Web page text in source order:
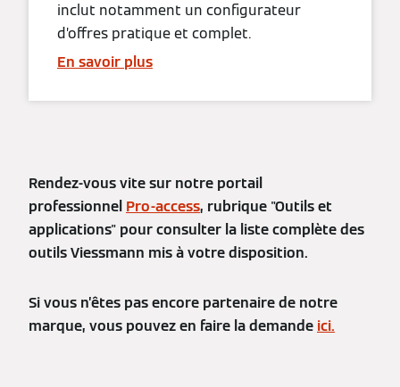
inclut notamment un configurateur
d’offres pratique et complet.
En savoir plus
Rendez-vous vite sur notre portail
professionnel Pro-access, rubrique "Outils et
applications" pour consulter la liste complète des
outils Viessmann mis à votre disposition.
Si vous n’êtes pas encore partenaire de notre
marque, vous pouvez en faire la demande ici.